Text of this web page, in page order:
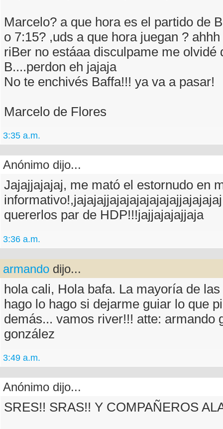
Marcelo? a que hora es el partido de
o 7:15? ,uds a que hora juegan ?
riBer no estáaa disculpame me olvidé
B....perdon eh jajaja
No te enchivés Baffa!!! ya va a pasar!
Marcelo de Flores
3:35 a.m.
Anónimo dijo...
Jajajjajajaj, me mató el estornudo en
quererlos par de HDP!!!jajjajajajjaja
3:36 a.m.
armando dijo...
hola cali, Hola bafa. La mayoría de
hago lo hago si dejarme guiar lo que
demás... vamos river!!! atte: armando
gonzález
3:49 a.m.
Anónimo dijo...
SRES!! SRAS!! Y COMPAÑEROS